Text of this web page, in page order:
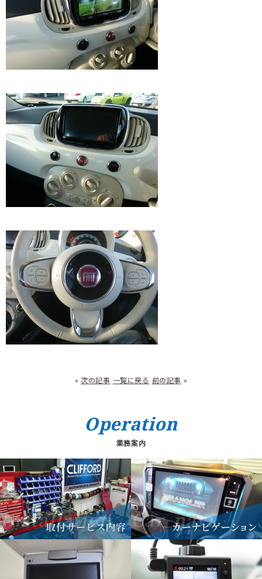
«次の記事 一覧に戻る 前の記事 »
Operation
業務案内